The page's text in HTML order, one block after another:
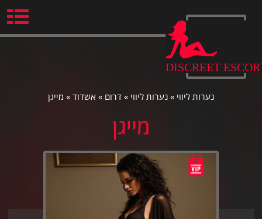
DISCREET
נערות ליווי » נערות ליווי » דרום » אשדוד » מייגן
מייגן